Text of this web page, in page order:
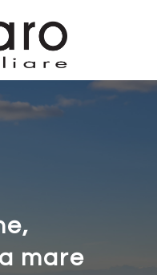
mare